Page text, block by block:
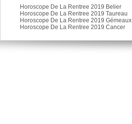
Horoscope De La Rentree 2019 Belier
Horoscope De La Rentree 2019 Taureau
Horoscope De La Rentree 2019 Gémeaux
Horoscope De La Rentree 2019 Cancer